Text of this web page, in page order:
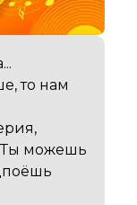
то нам
Ты можешь